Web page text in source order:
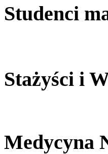
Studenci
Stażyści i
Medycyna